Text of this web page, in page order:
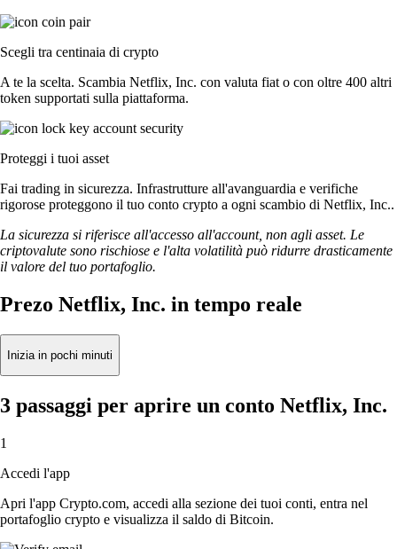
Scegli tra centinaia di crypto
A te la scelta. Scambia Netflix, Inc. con valuta fiat o con oltre 400 altri
token supportati sulla piattaforma.
Proteggi i tuoi asset
Fai trading in sicurezza. Infrastrutture all'avanguardia e verifiche
rigorose proteggono il tuo conto crypto a ogni scambio di Netflix, Inc..
La sicurezza si riferisce all'accesso all'account, non agli asset. Le
criptovalute sono rischiose e l'alta volatilità può ridurre drasticamente
il valore del tuo portafoglio.
Prezo Netflix, Inc. in tempo reale
Inizia in pochi minuti
3 passaggi per aprire un conto Netflix, Inc.
1
Accedi l'app
Apri l'app Crypto.com, accedi alla sezione dei tuoi conti, entra nel
portafoglio crypto e visualizza il saldo di Bitcoin.